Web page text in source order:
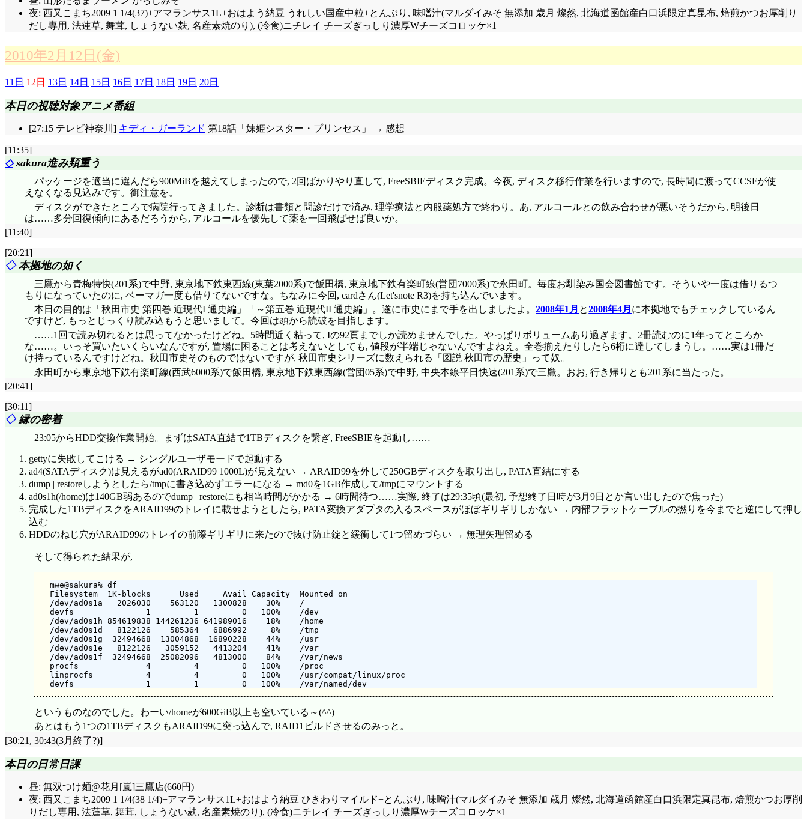
夜: 西又こまち2009 1 1/4(37)+アマランサス1L+おはよう納豆 うれしい国産中粒+とんぶり, 味噌汁(マルダイみそ 無添加 歳月 燦然, 北海道函館産白口浜限定真昆布, 焙煎かつお厚削り
だし専用, 法蓮草, 舞茸, しょうない麸, 名産素焼のり), (冷食)ニチレイ チーズぎっしり濃厚Wチーズコロッケ×1
2010年2月12日(金)
11日 12日 13日 14日 15日 16日 17日 18日 19日 20日
本日の視聴対象アニメ番組
[27:15 テレビ神奈川] キディ・ガーランド 第18話「 妹姫シスター・プリンセス」 → 感想
[11:35]
◇sakura進み頚重う
パッケージを適当に選んだら900MiBを越えてしまったので, 2回ばかりやり直して, FreeSBIEディスク完成。今夜, ディスク移行作業を行いますので, 長時間に渡ってCCSFが使
えなくなる見込みです。御注意を。
ディスクができたところで病院行ってきました。診断は書類と問診だけで済み, 理学療法と内服薬処方で終わり。あ, アルコールとの飲み合わせが悪いそうだから, 明後日
は……多分回復傾向にあるだろうから, アルコールを優先して薬を一回飛ばせば良いか。
[11:40]
[20:21]
◇本拠地の如く
三鷹から青梅特快(201系)で中野, 東京地下鉄東西線(東葉2000系)で飯田橋, 東京地下鉄有楽町線(営団7000系)で永田町。毎度お馴染み国会図書館です。そういや一度は借りるつ
もりになっていたのに, ベーマガ一度も借りてないですな。ちなみに今回, cardさん(Let'snote R3)を持ち込んでいます。
本日の目的は「秋田市史 第四巻 近現代I 通史編」「～第五巻 近現代II 通史編」。遂に市史にまで手を出しましたよ。2008年1月 と2008年4月 に本拠地でもチェックしているん
ですけど, もっとじっくり読み込もうと思いまして。今回は頭から読破を目指します。
……1回で読み切れるとは思ってなかったけどね。5時間近く粘って, Iの92頁までしか読めませんでした。やっぱりボリュームあり過ぎます。2冊読むのに1年ってところか
な……。いっそ買いたいくらいなんですが, 置場に困ることは考えないとしても, 値段が半端じゃないんですよねえ。全巻揃えたりしたら6桁に達してしまうし。……実は1冊だ
け持っているんですけどね。秋田市史そのものではないですが, 秋田市史シリーズに数えられる「図説 秋田市の歴史」って奴。
永田町から東京地下鉄有楽町線(西武6000系)で飯田橋, 東京地下鉄東西線(営団05系)で中野, 中央本線平日快速(201系)で三鷹。おお, 行き帰りとも201系に当たった。
[20:41]
[30:11]
◇縁の密着
23:05からHDD交換作業開始。まずはSATA直結で1TBディスクを繋ぎ, FreeSBIEを起動し……
gettyに失敗してこける → シングルユーザモードで起動する
ad4(SATAディスク)は見えるがad0(ARAID99 1000L)が見えない → ARAID99を外して250GBディスクを取り出し, PATA直結にする
dump | restoreしようとしたら/tmpに書き込めずエラーになる → md0を1GB作成して/tmpにマウントする
ad0s1h(/home)は140GB弱あるのでdump | restoreにも相当時間がかかる → 6時間待つ……実際, 終了は29:35頃(最初, 予想終了日時が3月9日とか言い出したので焦った)
完成した1TBディスクをARAID99のトレイに載せようとしたら, PATA変換アダプタの入るスペースがほぼギリギリしかない → 内部フラットケーブルの撚りを今までと逆にして押し
込む
HDDのねじ穴がARAID99のトレイの前際ギリギリに来たので抜け防止錠と緩衝して1つ留めづらい → 無理矢理留める
そして得られた結果が,
mwe@sakura% df
Filesystem  1K-blocks      Used     Avail Capacity  Mounted on
/dev/ad0s1a   2026030    563120   1300828    30%    /
devfs               1         1         0   100%    /dev
/dev/ad0s1h 854619838 144261236 641989016    18%    /home
/dev/ad0s1d   8122126    585364   6886992     8%    /tmp
/dev/ad0s1g  32494668  13004868  16890228    44%    /usr
/dev/ad0s1e   8122126   3059152   4413204    41%    /var
/dev/ad0s1f  32494668  25082096   4813000    84%    /var/news
procfs              4         4         0   100%    /proc
linprocfs           4         4         0   100%    /usr/compat/linux/proc
というものなのでした。わーい/homeが600GiB以上も空いている～(^^)
あとはもう1つの1TBディスクもARAID99に突っ込んで, RAID1ビルドさせるのみっと。
[30:21, 30:43(3月終了?)]
本日の日常日課
昼: 無双つけ麺@花月[嵐]三鷹店(660円)
夜: 西又こまち2009 1 1/4(38 1/4)+アマランサス1L+おはよう納豆 ひきわりマイルド+とんぶり, 味噌汁(マルダイみそ 無添加 歳月 燦然, 北海道函館産白口浜限定真昆布, 焙煎かつお厚削
りだし専用, 法蓮草, 舞茸, しょうない麸, 名産素焼のり), (冷食)ニチレイ チーズぎっしり濃厚Wチーズコロッケ×1